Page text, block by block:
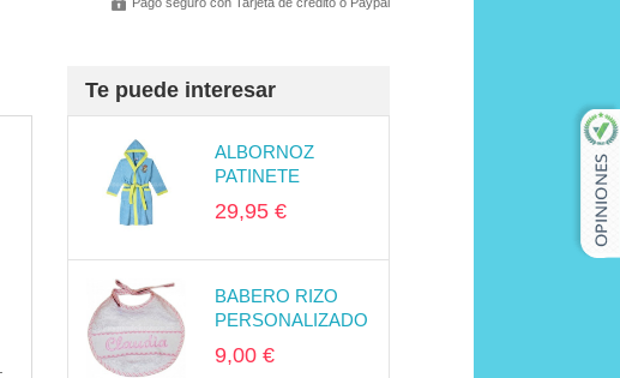
Te puede interesar
ALBORNOZ
PATINETE
29,95 €
BABERO RIZO
PERSONALIZADO
9,00 €